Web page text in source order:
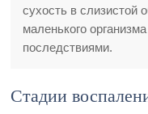
сухость в слизистой
маленького
последствиями.
Стадии